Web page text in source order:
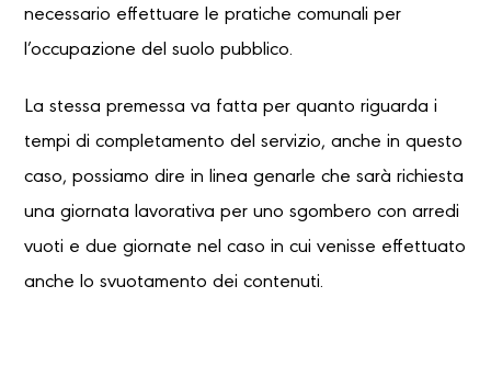
necessario effettuare le pratiche comunali per
l’occupazione del suolo pubblico.
La stessa premessa va fatta per quanto riguarda i
tempi di completamento del servizio, anche in questo
caso, possiamo dire in linea genarle che sarà richiesta
una giornata lavorativa per uno sgombero con arredi
vuoti e due giornate nel caso in cui venisse effettuato
anche lo svuotamento dei contenuti.